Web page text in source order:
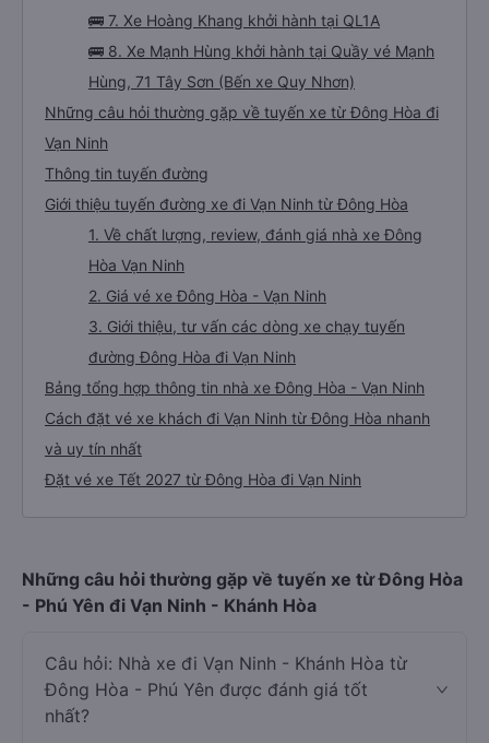
🚌 7. Xe Hoàng Khang khởi hành tại QL1A
🚌 8. Xe Mạnh Hùng khởi hành tại Quầy vé Mạnh
Hùng, 71 Tây Sơn (Bến xe Quy Nhơn)
Những câu hỏi thường gặp về tuyến xe từ Đông Hòa đi
Vạn Ninh
Thông tin tuyến đường
Giới thiệu tuyến đường xe đi Vạn Ninh từ Đông Hòa
1. Về chất lượng, review, đánh giá nhà xe Đông
Hòa Vạn Ninh
2. Giá vé xe Đông Hòa - Vạn Ninh
3. Giới thiệu, tư vấn các dòng xe chạy tuyến
đường Đông Hòa đi Vạn Ninh
Bảng tổng hợp thông tin nhà xe Đông Hòa - Vạn Ninh
Cách đặt vé xe khách đi Vạn Ninh từ Đông Hòa nhanh
và uy tín nhất
Đặt vé xe Tết 2027 từ Đông Hòa đi Vạn Ninh
Những câu hỏi thường gặp về tuyến xe từ Đông Hòa
- Phú Yên đi Vạn Ninh - Khánh Hòa
Câu hỏi: Nhà xe đi Vạn Ninh - Khánh Hòa từ
Đông Hòa - Phú Yên được đánh giá tốt
nhất?